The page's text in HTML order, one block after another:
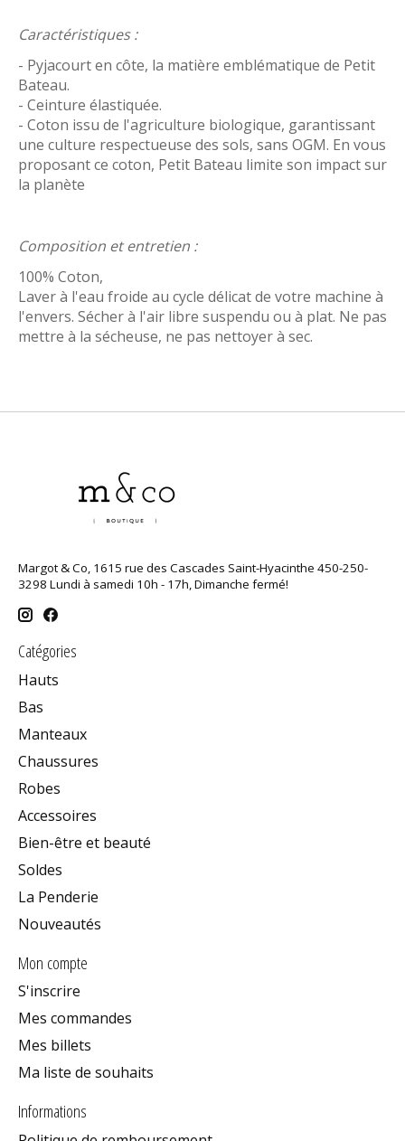
Caractéristiques :
- Pyjacourt en côte, la matière emblématique de Petit
Bateau.
- Ceinture élastiquée.
- Coton issu de l'agriculture biologique, garantissant
une culture respectueuse des sols, sans OGM. En vous
proposant ce coton, Petit Bateau limite son impact sur
la planète
Composition et entretien :
100% Coton,
Laver à l'eau froide au cycle délicat de votre machine à
l'envers. Sécher à l'air libre suspendu ou à plat. Ne pas
mettre à la sécheuse, ne pas nettoyer à sec.
Margot & Co, 1615 rue des Cascades Saint-Hyacinthe 450-250-
3298 Lundi à samedi 10h - 17h, Dimanche fermé!
Catégories
Hauts
Bas
Manteaux
Chaussures
Robes
Accessoires
Bien-être et beauté
Soldes
La Penderie
Nouveautés
Mon compte
S'inscrire
Mes commandes
Mes billets
Ma liste de souhaits
Informations